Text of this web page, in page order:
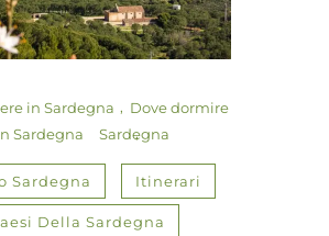
in Sardegna
Dove dormire
Sardegna
Sardegna
Sardegna Itinerari
Della Sardegna